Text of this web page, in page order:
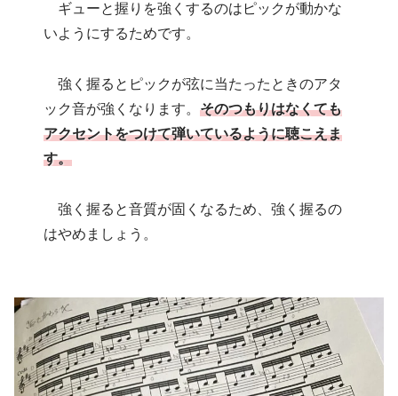
ギューと握りを強くするのはピックが動かな
いようにするためです。
強く握るとピックが弦に当たったときのアタ
ック音が強くなります。そのつもりはなくても
アクセントをつけて弾いているように聴こえま
す。
強く握ると音質が固くなるため、強く握るの
はやめましょう。